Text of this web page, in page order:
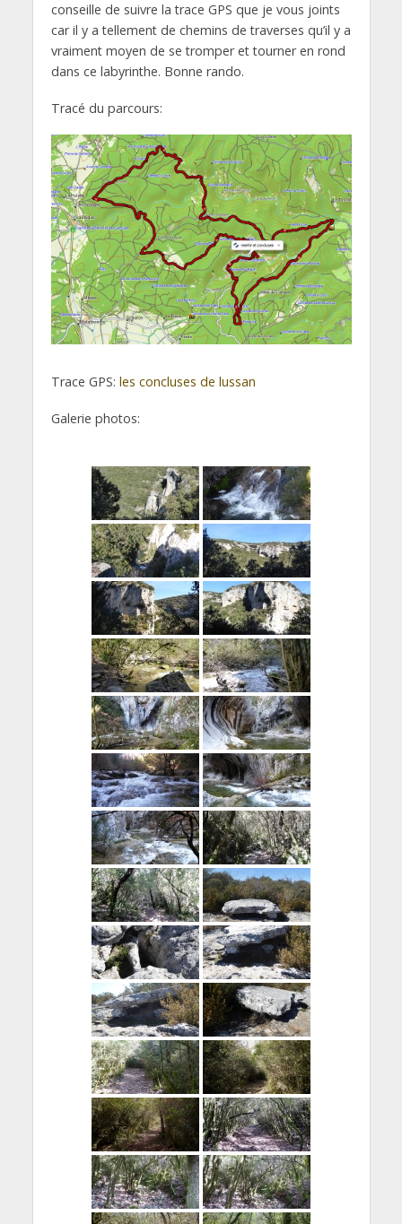
conseille de suivre la trace GPS que je vous joints
car il y a tellement de chemins de traverses qu’il y a
vraiment moyen de se tromper et tourner en rond
dans ce labyrinthe. Bonne rando.
Tracé du parcours:
Trace GPS: les concluses de lussan
Galerie photos: